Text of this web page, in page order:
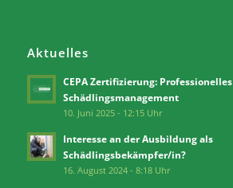
Aktuelles
CEPA Zertifizierung: Professionelles
Schädlingsmanagement
10. Juni 2025 - 12:15 Uhr
Interesse an der Ausbildung als
Schädlingsbekämpfer/in?
16. August 2024 - 8:18 Uhr